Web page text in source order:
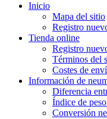
Inicio
Mapa del sitio
Registro
Tienda online
Registro
Términos del
Costes de
Información de
Diferencia
Índice de
Conversión